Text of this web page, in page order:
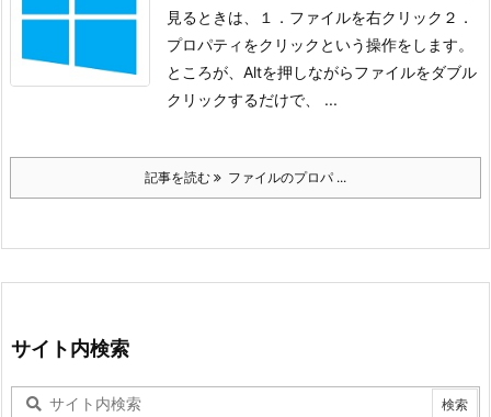
見るときは、
１．ファイルを右クリック ２．
プロパティをクリック という操作をします。
ところが、Altを押しながらファイルをダブル
クリックするだけで、 ...
記事を読む ファイルのプロパ ...
サイト内検索